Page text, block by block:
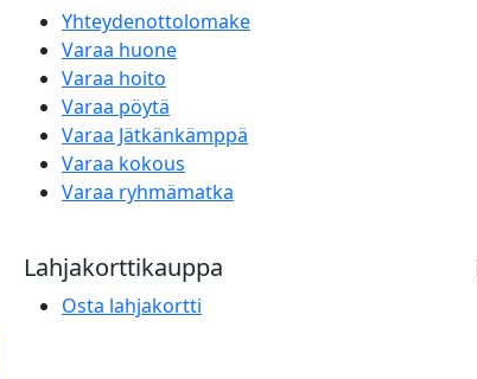
Yhteydenottolomake
Varaa huone
Varaa hoito
Varaa pöytä
Varaa Jätkänkämppä
Varaa kokous
Varaa ryhmämatka
Lahjakorttikauppa
Osta lahjakortti